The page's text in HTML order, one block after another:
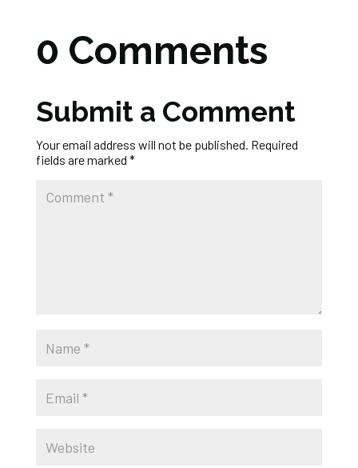
0 Comments
Submit a Comment
Your email address will not be published. Required
fields are marked *